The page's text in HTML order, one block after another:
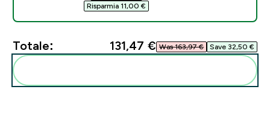
Risparmia 11,00 €‎
Totale: 131,47 €‎ Was 163,97 €‎ Save 32,50 €‎